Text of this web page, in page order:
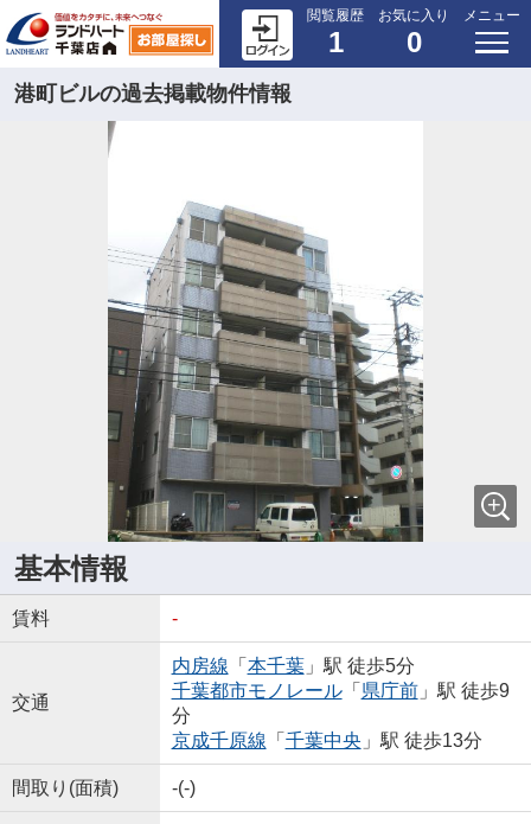
閲覧履歴
1
お気に入り
0
メニュー
港町ビルの過去掲載物件情報
基本情報
賃料 -
交通
内房線 「 本千葉」駅 徒歩5分
千葉都市モノレール「 県庁前」駅 徒歩9
分
京成千原線 「 千葉中央 」駅 徒歩13分
間取り(面積) -(-)